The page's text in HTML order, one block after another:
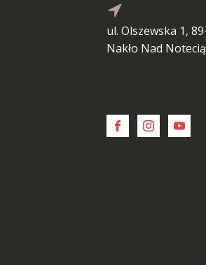
ul. Olszewska 1,
Nakło Nad Notecią